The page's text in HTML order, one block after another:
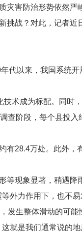
害防治形势依然严
战？对此，记者近
代以来，我国系统
术成为标配。同时
查阶段，每个县投入
有28.4万处。此外，
等现象显著，稍遇降
外力作用下，也不
生整体滑动的可能
就是我们通常说的